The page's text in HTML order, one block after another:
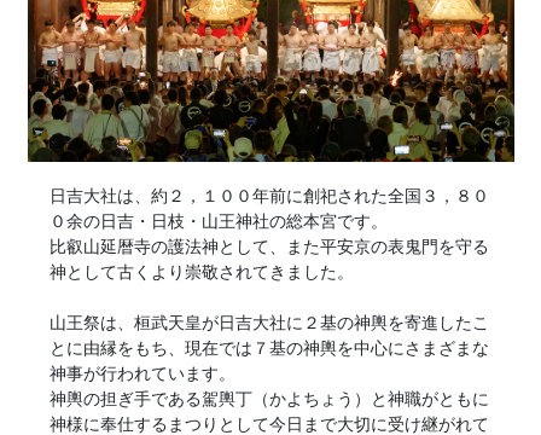
日吉大社は、約２，１００年前に創祀された全国３，８０
０余の日吉・日枝・山王神社の総本宮です。
比叡山延暦寺の護法神として、また平安京の表鬼門を守る
神として古くより崇敬されてきました。
山王祭は、桓武天皇が日吉大社に２基の神輿を寄進したこ
とに由縁をもち、現在では７基の神輿を中心にさまざまな
神事が行われています。
神輿の担ぎ手である駕輿丁（かよちょう）と神職がともに
神様に奉仕するまつりとして今日まで大切に受け継がれて